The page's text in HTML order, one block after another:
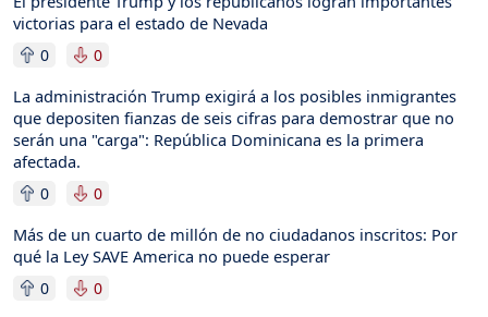
victorias para el estado de Nevada
0 0
La administración Trump exigirá a los posibles inmigrantes
que depositen fianzas de seis cifras para demostrar que no
serán una "carga": República Dominicana es la primera
afectada.
0 0
Más de un cuarto de millón de no ciudadanos inscritos: Por
qué la Ley SAVE America no puede esperar
0 0